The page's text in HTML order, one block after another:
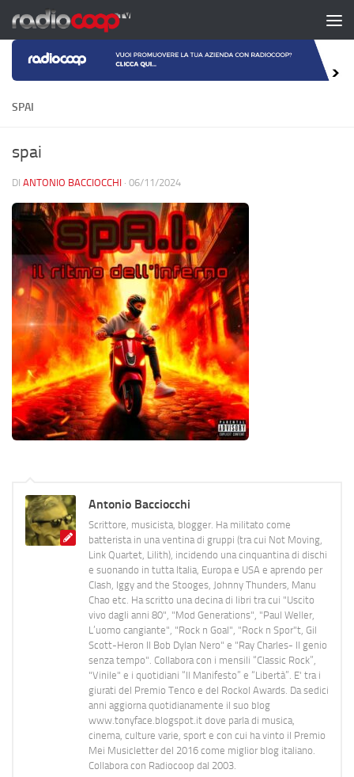
Salta al contenuto
SPAI
spai
DI ANTONIO BACCIOCCHI · 06/11/2024
Antonio Bacciocchi
Scrittore, musicista, blogger. Ha militato come
batterista in una ventina di gruppi (tra cui Not Moving,
Link Quartet, Lilith), incidendo una cinquantina di dischi
e suonando in tutta Italia, Europa e USA e aprendo per
Clash, Iggy and the Stooges, Johnny Thunders, Manu
Chao etc. Ha scritto una decina di libri tra cui "Uscito
vivo dagli anni 80", "Mod Generations", "Paul Weller,
L’uomo cangiante", "Rock n Goal", "Rock n Spor"t, Gil
Scott-Heron Il Bob Dylan Nero" e "Ray Charles- Il genio
senza tempo". Collabora con i mensili “Classic Rock”,
"Vinile" e i quotidiani “Il Manifesto” e “Libertà”. E' tra i
giurati del Premio Tenco e del Rockol Awards. Da sedici
anni aggiorna quotidianamente il suo blog
www.tonyface.blogspot.it dove parla di musica,
cinema, culture varie, sport e con cui ha vinto il Premio
Mei Musicletter del 2016 come miglior blog italiano.
Collabora con Radiocoop dal 2003.